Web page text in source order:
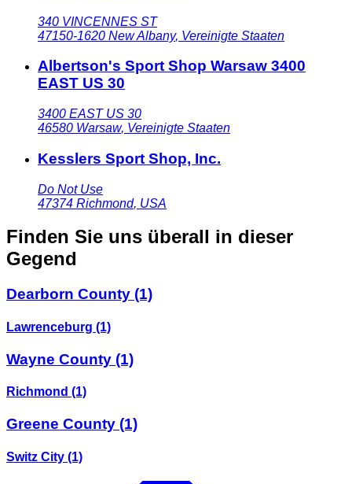
340 VINCENNES ST
47150-1620 New Albany, Vereinigte Staaten
Albertson's Sport Shop Warsaw 3400
EAST US 30
3400 EAST US 30
46580 Warsaw, Vereinigte Staaten
Kesslers Sport Shop, Inc.
Do Not Use
47374 Richmond, USA
Finden Sie uns überall in dieser
Gegend
Dearborn County (1)
Lawrenceburg (1)
Wayne County (1)
Richmond (1)
Greene County (1)
Switz City (1)